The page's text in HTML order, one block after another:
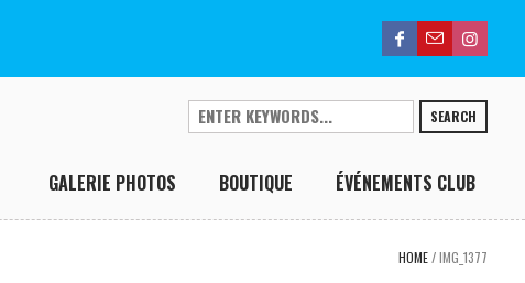
SEARCH
GALERIE PHOTOS BOUTIQUE ÉVÉNEMENTS CLUB
HOME /IMG_1377